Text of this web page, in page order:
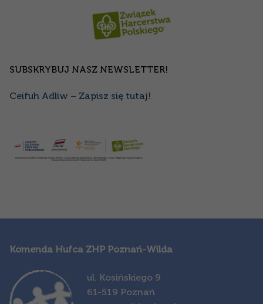
SUBSKRYBUJ NASZ NEWSLETTER!
Ceifuh Adliw – Zapisz się tutaj!
Komenda Hufca ZHP Poznań-Wilda
ul. Kosińskiego 9
61-519 Poznań